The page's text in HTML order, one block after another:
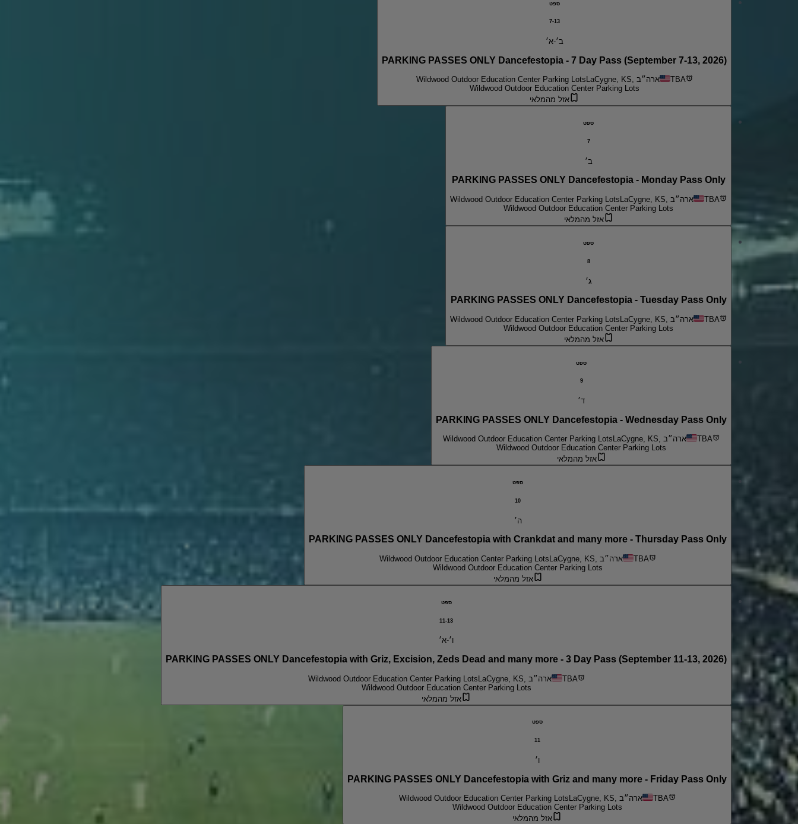
ספט
7-13
ב׳-א׳
PARKING PASSES ONLY Dancefestopia - 7 Day Pass (September 7-13, 2026)
TBA LaCygne, KS, ארה״ב
Wildwood Outdoor Education Center Parking Lots
Wildwood Outdoor Education Center Parking Lots
אזל מהמלאי
ספט
7
ב׳
PARKING PASSES ONLY Dancefestopia - Monday Pass Only
TBA LaCygne, KS, ארה״ב
Wildwood Outdoor Education Center Parking Lots
Wildwood Outdoor Education Center Parking Lots
אזל מהמלאי
ספט
8
ג׳
PARKING PASSES ONLY Dancefestopia - Tuesday Pass Only
TBA LaCygne, KS, ארה״ב
Wildwood Outdoor Education Center Parking Lots
Wildwood Outdoor Education Center Parking Lots
אזל מהמלאי
ספט
9
ד׳
PARKING PASSES ONLY Dancefestopia - Wednesday Pass Only
TBA LaCygne, KS, ארה״ב
Wildwood Outdoor Education Center Parking Lots
Wildwood Outdoor Education Center Parking Lots
אזל מהמלאי
ספט
10
ה׳
PARKING PASSES ONLY Dancefestopia with Crankdat and many more - Thursday Pass Only
TBA LaCygne, KS, ארה״ב
Wildwood Outdoor Education Center Parking Lots
Wildwood Outdoor Education Center Parking Lots
אזל מהמלאי
ספט
11-13
ו׳-א׳
PARKING PASSES ONLY Dancefestopia with Griz, Excision, Zeds Dead and many more - 3 Day Pass (September 11-13, 2026)
TBA LaCygne, KS, ארה״ב
Wildwood Outdoor Education Center Parking Lots
Wildwood Outdoor Education Center Parking Lots
אזל מהמלאי
ספט
11
ו׳
PARKING PASSES ONLY Dancefestopia with Griz and many more - Friday Pass Only
TBA LaCygne, KS, ארה״ב
Wildwood Outdoor Education Center Parking Lots
Wildwood Outdoor Education Center Parking Lots
אזל מהמלאי